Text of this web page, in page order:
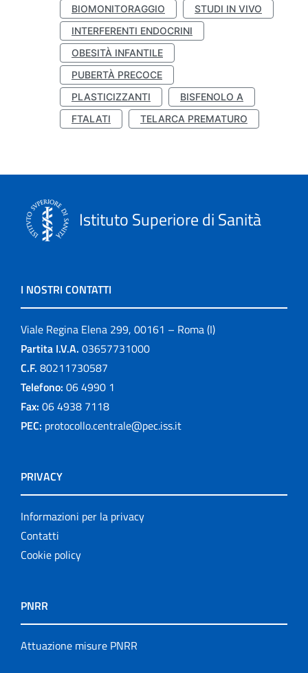
BIOMONITORAGGIO
STUDI IN VIVO
INTERFERENTI ENDOCRINI
OBESITÀ INFANTILE
PUBERTÀ PRECOCE
PLASTICIZZANTI
BISFENOLO A
FTALATI
TELARCA PREMATURO
Istituto Superiore di Sanità
I NOSTRI CONTATTI
Viale Regina Elena 299, 00161 – Roma (I)
Partita I.V.A. 03657731000
C.F. 80211730587
Telefono: 06 4990 1
Fax: 06 4938 7118
PEC: protocollo.centrale@pec.iss.it
PRIVACY
Informazioni per la privacy
Contatti
Cookie policy
PNRR
Attuazione misure PNRR